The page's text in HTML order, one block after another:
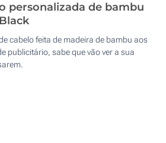
personalizada de bambu
cabelo feita de madeira de bambu aos
publicitário, sabe que vão ver a sua